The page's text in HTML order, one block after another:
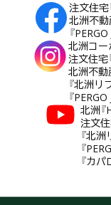
注文住宅
北洲不動
『
北洲コ
注文住宅
北洲不動
『北洲リ
『
北洲
注文
『北
『
『カ